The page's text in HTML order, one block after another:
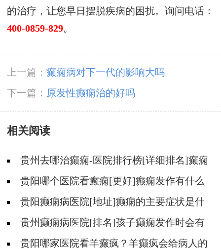
的治疗，让您早日摆脱疾病的困扰。询问电话：
400-0859-829。
上一篇： 癫痫病对下一代的影响大吗
下一篇： 原发性癫痫治的好吗
相关阅读
贵州去哪治癫痫-医院排行榜[详细排名]癫痫
会导致病人精神失常吗?
贵阳哪个医院看癫痫[更好]癫痫发作有什么
症状表现?
贵阳癫痫病医院[地址]癫痫的主要症状是什
么?贵州癫痫病医院[排名]孩子癫痫发作时会有
什么症状?
贵阳哪家医院看羊癫疯？羊癫疯会给病人的